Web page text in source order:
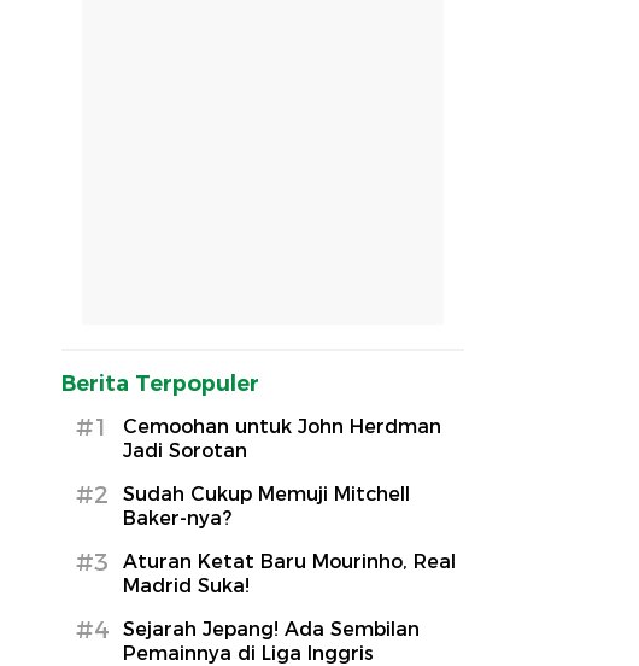
Berita Terpopuler
#1
Cemoohan untuk John Herdman
Jadi Sorotan
#2
Sudah Cukup Memuji Mitchell
Baker-nya?
#3
Aturan Ketat Baru Mourinho, Real
Madrid Suka!
#4
Sejarah Jepang! Ada Sembilan
Pemainnya di Liga Inggris